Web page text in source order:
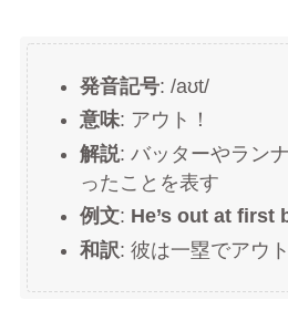
発音記号: /aʊt/
意味: アウト！
解説: バッターやラン
ったことを表す
例文: He’s out at first
和訳: 彼は一塁でアウ